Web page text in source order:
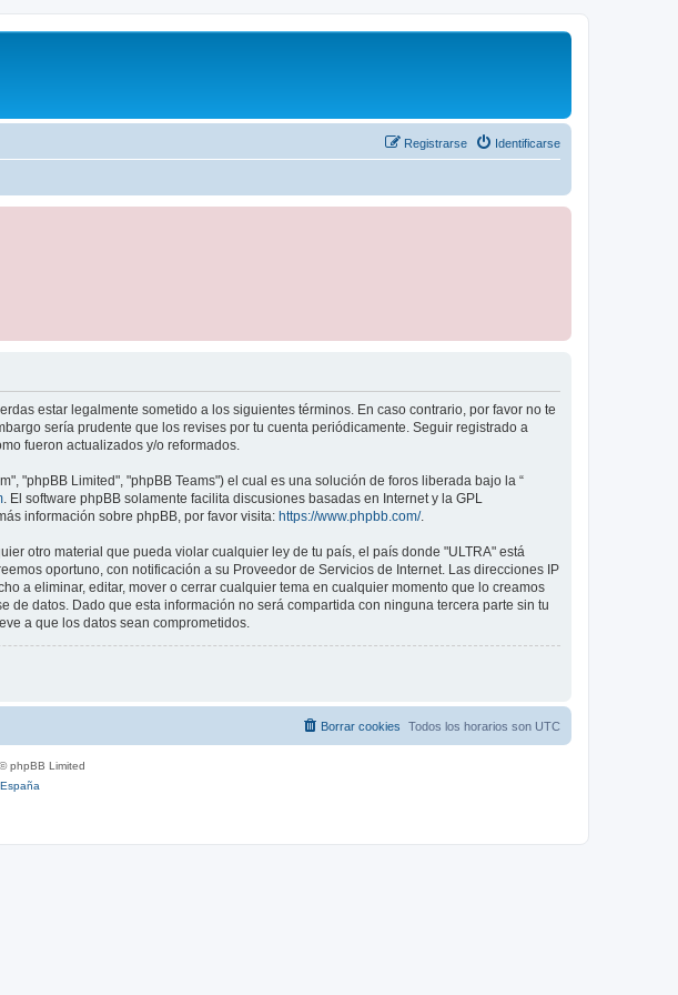
Identificarse
Registrarse
estar legalmente sometido a los siguientes términos. En caso contrario, por favor no te
sería prudente que los revises por tu cuenta periódicamente. Seguir registrado a
fueron actualizados y/o reformados.
"phpBB Limited", "phpBB Teams") el cual es una solución de foros liberada bajo la “
. El software phpBB solamente facilita discusiones basadas en Internet y la GPL
información sobre phpBB, por favor visita: https://www.phpbb.com/.
otro material que pueda violar cualquier ley de tu país, el país donde "ULTRA" está
oportuno, con notificación a su Proveedor de Servicios de Internet. Las direcciones IP
a eliminar, editar, mover o cerrar cualquier tema en cualquier momento que lo creamos
datos. Dado que esta información no será compartida con ninguna tercera parte sin tu
a que los datos sean comprometidos.
Todos los horarios son UTC
Borrar cookies
phpBB Limited